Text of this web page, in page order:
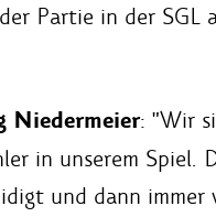
Partie in der
Niedermeier: "Wir
in unserem
und dann immer